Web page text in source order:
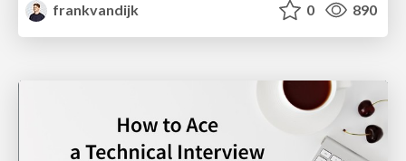
frankvandijk
0 890